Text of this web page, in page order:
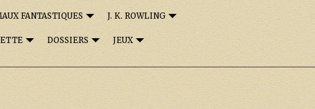
FANTASTIQUES J. K. ROWLING
DOSSIERS JEUX